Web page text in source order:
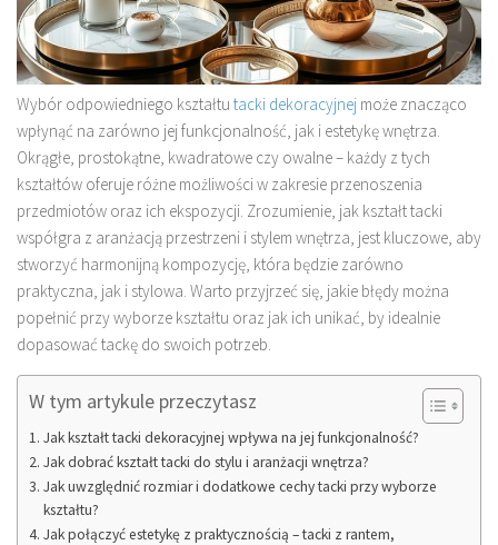
Wybór odpowiedniego kształtu tacki dekoracyjnej może znacząco
wpłynąć na zarówno jej funkcjonalność, jak i estetykę wnętrza.
Okrągłe, prostokątne, kwadratowe czy owalne – każdy z tych
kształtów oferuje różne możliwości w zakresie przenoszenia
przedmiotów oraz ich ekspozycji. Zrozumienie, jak kształt tacki
współgra z aranżacją przestrzeni i stylem wnętrza, jest kluczowe, aby
stworzyć harmonijną kompozycję, która będzie zarówno
praktyczna, jak i stylowa. Warto przyjrzeć się, jakie błędy można
popełnić przy wyborze kształtu oraz jak ich unikać, by idealnie
dopasować tackę do swoich potrzeb.
W tym artykule przeczytasz
Jak kształt tacki dekoracyjnej wpływa na jej funkcjonalność?
Jak dobrać kształt tacki do stylu i aranżacji wnętrza?
Jak uwzględnić rozmiar i dodatkowe cechy tacki przy wyborze
kształtu?
Jak połączyć estetykę z praktycznością – tacki z rantem,